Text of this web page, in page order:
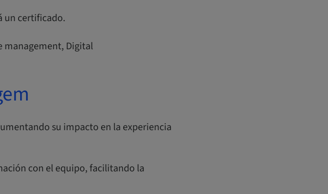
un certificado.
management, Digital
su impacto en la experiencia
con el equipo, facilitando la